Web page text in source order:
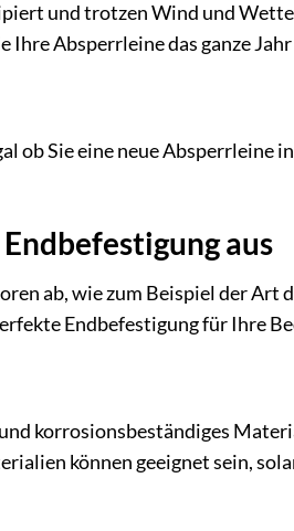
und trotzen Wind und
Absperrleine das ganze
ob Sie eine neue Absperrleine
aus
ab, wie zum Beispiel der Art
Endbefestigung für Ihre
korrosionsbeständiges
können geeignet sein,